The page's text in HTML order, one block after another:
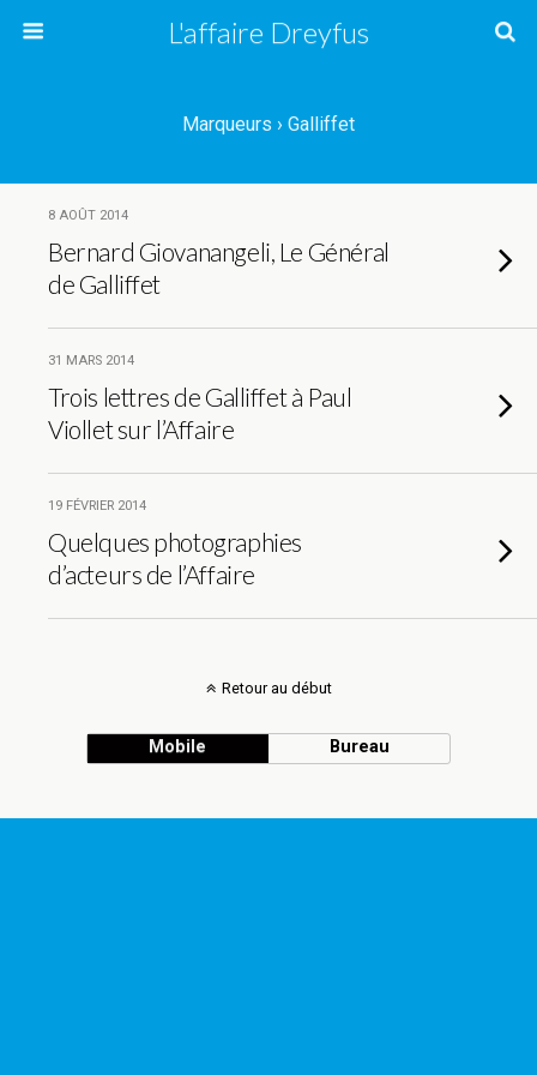
L'affaire Dreyfus
Marqueurs › Galliffet
8 AOÛT 2014
Bernard Giovanangeli, Le Général
de Galliffet
31 MARS 2014
Trois lettres de Galliffet à Paul
Viollet sur l’Affaire
19 FÉVRIER 2014
Quelques photographies
d’acteurs de l’Affaire
Retour au début
Mobile Bureau